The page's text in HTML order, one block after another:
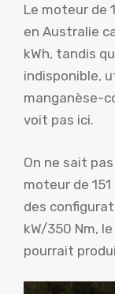
Le moteur de
en Australie
kWh, tandis
indisponible,
manganèse-
voit pas ici.
On ne sait
moteur de
des
kW/350 Nm,
pourrait